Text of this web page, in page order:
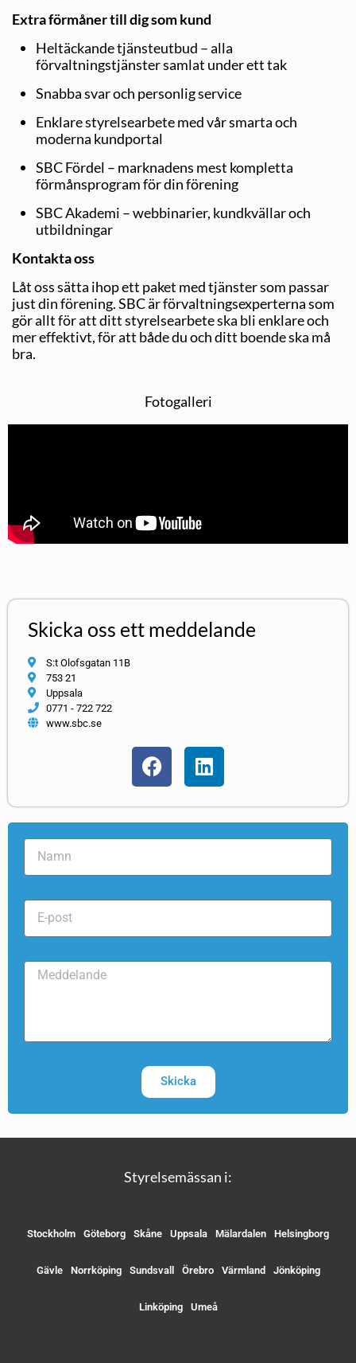
Extra förmåner till dig som kund
Heltäckande tjänsteutbud – alla
förvaltningstjänster samlat under ett tak
Snabba svar och personlig service
Enklare styrelsearbete med vår smarta och
moderna kundportal
SBC Fördel – marknadens mest kompletta
förmånsprogram för din förening
SBC Akademi – webbinarier, kundkvällar och
utbildningar
Kontakta oss
Låt oss sätta ihop ett paket med tjänster som passar
just din förening. SBC är förvaltningsexperterna som
gör allt för att ditt styrelsearbete ska bli enklare och
mer effektivt, för att både du och ditt boende ska må
bra.
Fotogalleri
Skicka oss ett meddelande
S:t Olofsgatan 11B
753 21
Uppsala
0771 - 722 722
www.sbc.se
Skicka
Styrelsemässan i:
Stockholm Göteborg Skåne Uppsala Mälardalen Helsingborg
Gävle Norrköping Sundsvall Örebro Värmland Jönköping
Linköping Umeå